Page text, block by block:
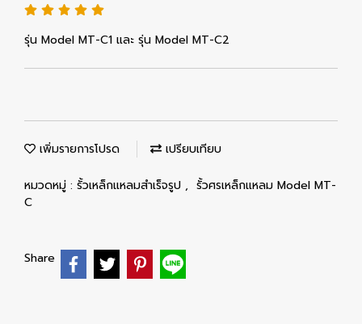
รุ่น Model MT-C1 และ รุ่น Model MT-C2
เพิ่มรายการโปรด เปรียบเทียบ
หมวดหมู่ : รั้วเหล็กแหลมสำเร็จรูป , รั้วศรเหล็กแหลม Model MT-
C
Share